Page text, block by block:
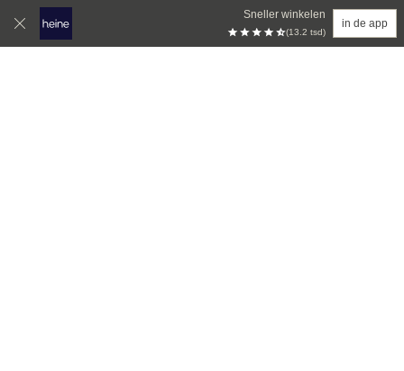
Sneller winkelen
(13.2 tsd)
in de app